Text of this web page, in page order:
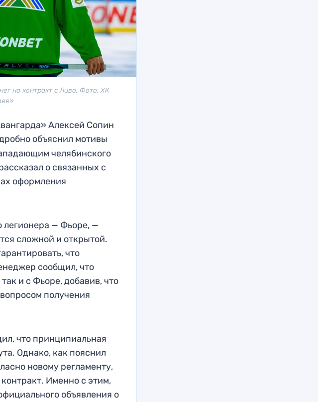
на контракт с Ливо. Фото: ХК
Алексей Сопин
объяснил мотивы
челябинского
о связанных с
оформления
легионера — Фьоре, —
сложной и открытой.
что
сообщил, что
и с Фьоре, добавив, что
получения
что принципиальная
Однако, как пояснил
новому регламенту,
Именно с этим,
объявления о